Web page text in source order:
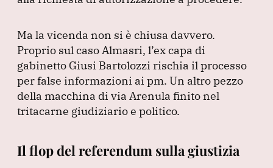
Ma la vicenda non si è chiusa davvero.
Proprio sul caso Almasri, l’ex capa di
gabinetto Giusi Bartolozzi rischia il processo
per false informazioni ai pm. Un altro pezzo
della macchina di via Arenula finito nel
tritacarne giudiziario e politico.
Il flop del referendum sulla giustizia